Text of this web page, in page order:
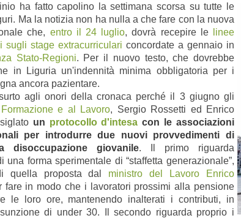
ha fatto capolino la settimana scorsa su tutte le
Ma la notizia non ha nulla a che fare con la nuova
che, entro il 24 luglio, dovrà recepire le
linee
sugli stage extracurriculari concordate a gennaio in
Stato-Regioni. Per il nuovo testo, che dovrebbe
in Liguria un'indennità minima obbligatoria per i
ancora pazientare.
agli onori della cronaca perché il 3 giugno gli
e al Lavoro, Sergio Rossetti ed Enrico
un protocollo d'intesa con le associazioni
per introdurre due nuovi provvedimenti di
disoccupazione giovanile. Il primo riguarda
una forma sperimentale di “staffetta generazionale”,
quella proposta dal ministro del Lavoro Enrico
fare in modo che i lavoratori prossimi alla pensione
le loro ore, mantenendo inalterati i contributi, in
di under 30. Il secondo riguarda proprio i